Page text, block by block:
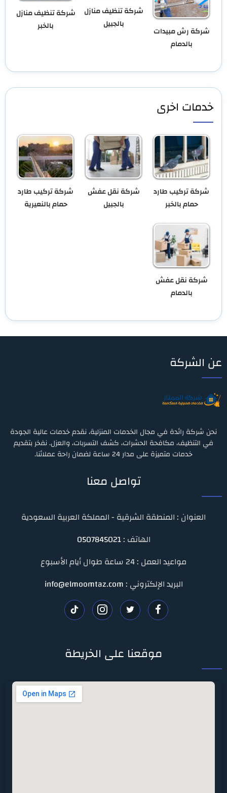
شركة رش مبيدات
بالدمام
شركة تنظيف منازل
بالجبيل
شركة تنظيف منازل
بالخبر
خدمات اخرى
شركة تركيب طارد
حمام بالخبر
شركة نقل عفش
بالجبيل
شركة تركيب طارد
حمام بالنعيرية
شركة نقل عفش
بالدمام
عن الشركة
نحن شركة رائدة في مجال الخدمات المنزلية، نقدم خدمات عالية الجودة
في التنظيف، مكافحة الحشرات، كشف التسربات، والعزل. نفخر بتقديم
خدمات متميزة على مدار 24 ساعة لضمان راحة عملائنا.
تواصل معنا
العنوان : المنطقة الشرقية - المملكة العربية السعودية
الهاتف :0507845021
مواعيد العمل : 24 ساعة طوال أيام الأسبوع
البريد الإلكتروني : info@elmoomtaz.com
تابعنا
فيسبوك
تابعنا
تويتر
تابعنا
انستغرام
تابعنا
تيك
توك
موقعنا على الخريطة